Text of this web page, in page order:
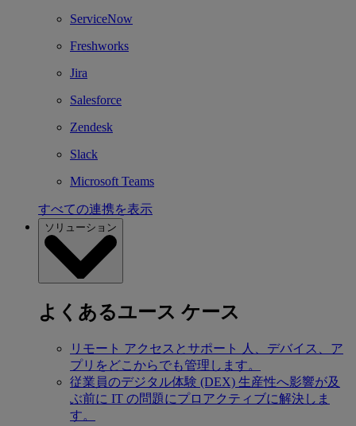
ServiceNow
Freshworks
Jira
Salesforce
Zendesk
Slack
Microsoft Teams
すべての連携を表示
ソリューション
よくあるユース ケース
リモート アクセスとサポート
人、デバイス、ア
プリをどこからでも管理します。
従業員のデジタル体験 (DEX) 生産性へ影響が及
ぶ前に IT の問題にプロアクティブに解決しま
す。